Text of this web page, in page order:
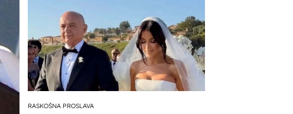
RASKOŠNA PROSLAVA